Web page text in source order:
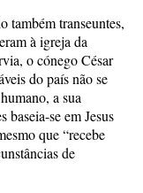
também transeuntes,
à igreja da
o cónego César
do país não se
a sua
baseia-se em Jesus
que “recebe
de